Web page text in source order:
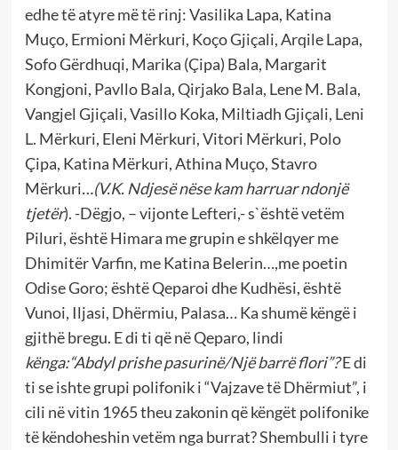
edhe të atyre më të rinj: Vasilika Lapa, Katina
Muço, Ermioni Mërkuri, Koço Gjiçali, Arqile Lapa,
Sofo Gërdhuqi, Marika (Çipa) Bala, Margarit
Kongjoni, Pavllo Bala, Qirjako Bala, Lene M. Bala,
Vangjel Gjiçali, Vasillo Koka, Miltiadh Gjiçali, Leni
L. Mërkuri, Eleni Mërkuri, Vitori Mërkuri, Polo
Çipa, Katina Mërkuri, Athina Muço, Stavro
Mërkuri…(V.K. Ndjesë nëse kam harruar ndonjë
tjetër). -Dëgjo, – vijonte Lefteri,- s`është vetëm
Piluri, është Himara me grupin e shkëlqyer me
Dhimitër Varfin, me Katina Belerin…,me poetin
Odise Goro; është Qeparoi dhe Kudhësi, është
Vunoi, Iljasi, Dhërmiu, Palasa… Ka shumë këngë i
gjithë bregu. E di ti që në Qeparo, lindi
kënga:“Abdyl prishe pasurinë/Një barrë flori”?E di
ti se ishte grupi polifonik i “Vajzave të Dhërmiut”, i
cili në vitin 1965 theu zakonin që këngët polifonike
të këndoheshin vetëm nga burrat? Shembulli i tyre